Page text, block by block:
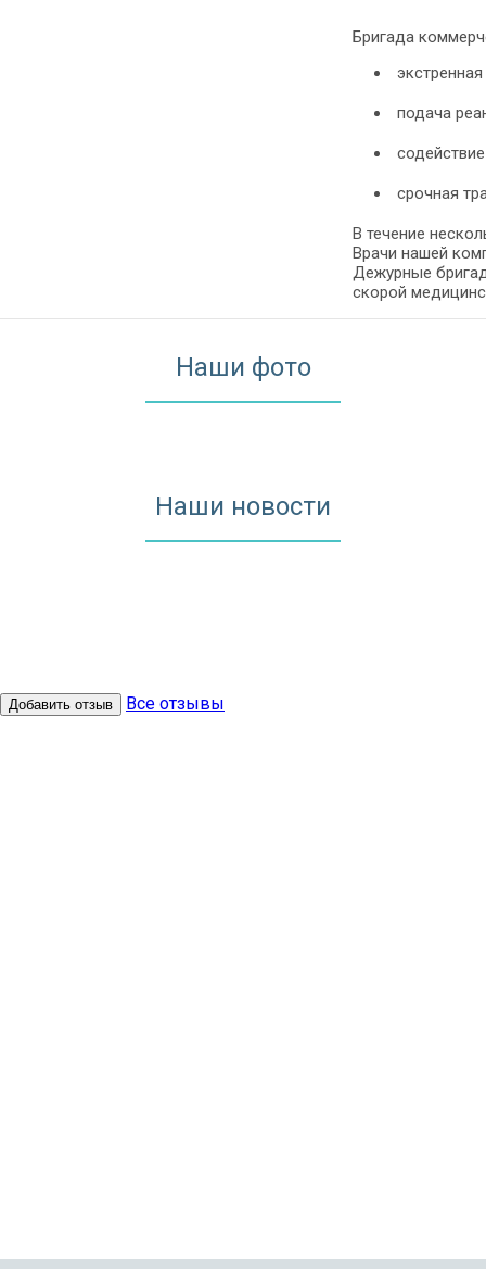
Бригада
подача
срочная
В течение
Врачи нашей
Дежурные
скорой
Наши фото
Наши новости
Добавить отзыв Все отзывы